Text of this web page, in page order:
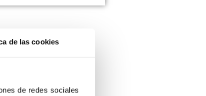
de las cookies
de redes sociales